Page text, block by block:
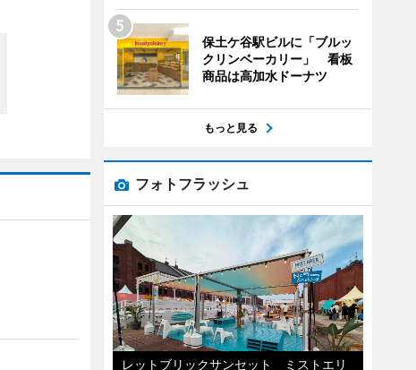
保土ケ谷駅ビルに「ブルッ
クリンベーカリー」 看板
商品は高加水ドーナツ
もっと見る
フォトフラッシュ
レットブリックサンセット ミストエリ